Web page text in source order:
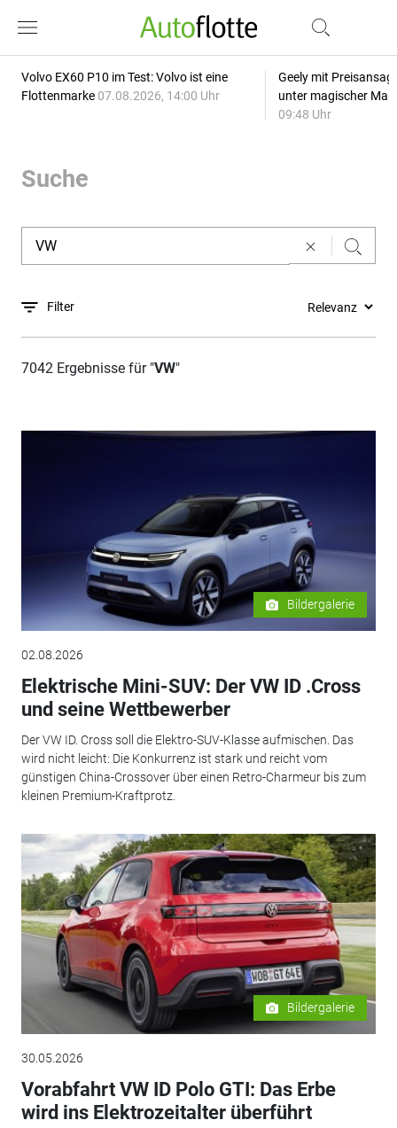
Volvo EX60 P10 im Test: Volvo ist eine
Flottenmarke 07.08.2026, 14:00 Uhr
Geely mit
unter magischer
09:48 Uhr
Suche
Filter
7042 Ergebnisse für "VW"
Bildergalerie
02.08.2026
Elektrische Mini-SUV: Der VW ID .Cross
und seine Wettbewerber
Der VW ID. Cross soll die Elektro-SUV-Klasse aufmischen. Das
wird nicht leicht: Die Konkurrenz ist stark und reicht vom
günstigen China-Crossover über einen Retro-Charmeur bis zum
kleinen Premium-Kraftprotz.
Bildergalerie
30.05.2026
Vorabfahrt VW ID Polo GTI: Das Erbe
wird ins Elektrozeitalter überführt